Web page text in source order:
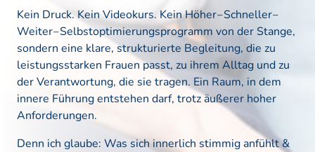
Kein Druck. Kein Videokurs. Kein Höher‒Schneller‒
Weiter‒Selbstoptimierungsprogramm von der
sondern eine klare, strukturierte Begleitung, die
leistungsstarken Frauen passt, zu ihrem Alltag und
der Verantwortung, die sie tragen. Ein Raum, in
innere Führung entstehen darf, trotz äußerer
Anforderungen.
Denn ich glaube: Was sich innerlich stimmig anfühlt &